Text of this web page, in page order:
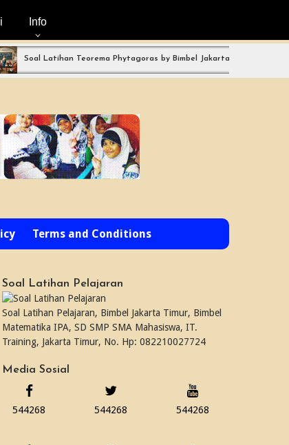
Info
Latihan Teorema Phytagoras by Bimbel Jakarta Timur
Terms and Conditions
Soal Latihan Pelajaran
Soal Latihan Pelajaran, Bimbel Jakarta Timur, Bimbel
Matematika IPA, SD SMP SMA Mahasiswa, IT.
Training, Jakarta Timur, No. Hp: 082210027724
Media Sosial
544268 544268 544268